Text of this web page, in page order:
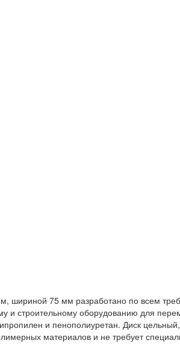
шириной 75 мм разработано по всем
и строительному оборудованию для
и пенополиуретан. Диск
материалов и не требует